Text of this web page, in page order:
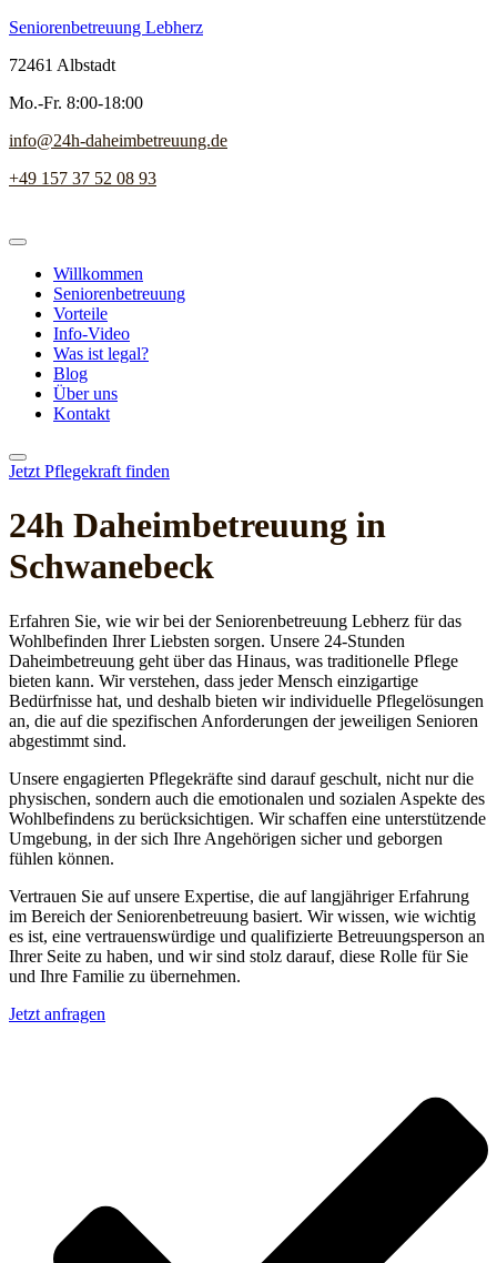
Seniorenbetreuung Lebherz
72461 Albstadt
Mo.-Fr. 8:00-18:00
info@24h-daheimbetreuung.de
+49 157 37 52 08 93
Willkommen
Seniorenbetreuung
Vorteile
Info-Video
Was ist legal?
Blog
Über uns
Kontakt
Jetzt Pflegekraft finden
24h Daheim­betreuung in
Schwanebeck
Erfahren Sie, wie wir bei der Seniorenbetreuung Lebherz für das
Wohlbefinden Ihrer Liebsten sorgen. Unsere 24-Stunden
Daheimbetreuung geht über das Hinaus, was traditionelle Pflege
bieten kann. Wir verstehen, dass jeder Mensch einzigartige
Bedürfnisse hat, und deshalb bieten wir individuelle Pflegelösungen
an, die auf die spezifischen Anforderungen der jeweiligen Senioren
abgestimmt sind.
Unsere engagierten Pflegekräfte sind darauf geschult, nicht nur die
physischen, sondern auch die emotionalen und sozialen Aspekte des
Wohlbefindens zu berücksichtigen. Wir schaffen eine unterstützende
Umgebung, in der sich Ihre Angehörigen sicher und geborgen
fühlen können.
Vertrauen Sie auf unsere Expertise, die auf langjähriger Erfahrung
im Bereich der Seniorenbetreuung basiert. Wir wissen, wie wichtig
es ist, eine vertrauenswürdige und qualifizierte Betreuungsperson an
Ihrer Seite zu haben, und wir sind stolz darauf, diese Rolle für Sie
und Ihre Familie zu übernehmen.
Jetzt anfragen